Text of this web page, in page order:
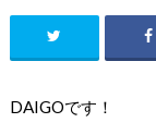
DAIGOです！